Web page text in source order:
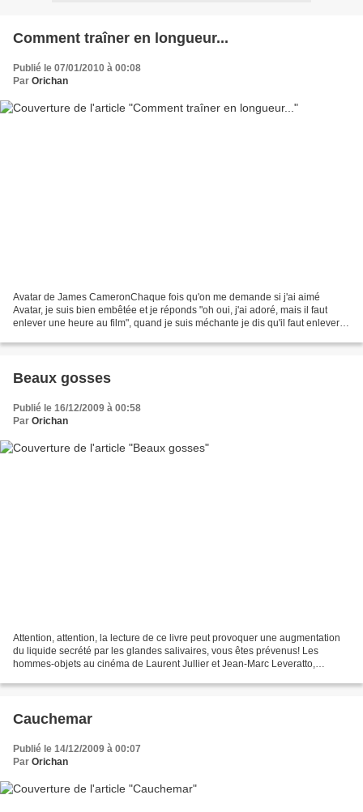
Comment traîner en longueur...
Publié le 07/01/2010 à 00:08
Par Orichan
Avatar de James CameronChaque fois qu'on me demande si j'ai aimé
Avatar, je suis bien embêtée et je réponds "oh oui, j'ai adoré, mais il faut
enlever une heure au film", quand je suis méchante je dis qu'il faut enlever
Beaux gosses
Publié le 16/12/2009 à 00:58
Par Orichan
Attention, attention, la lecture de ce livre peut provoquer une augmentation
du liquide secrété par les glandes salivaires, vous êtes prévenus! Les
hommes-objets au cinéma de Laurent Jullier et Jean-Marc Leveratto,
Cauchemar
Publié le 14/12/2009 à 00:07
Par Orichan